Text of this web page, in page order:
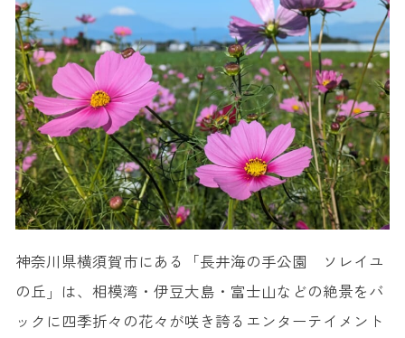
神奈川県横須賀市にある「長井海の手公園 ソレイユ
の丘」は、相模湾・伊豆大島・富士山などの絶景をバ
ックに四季折々の花々が咲き誇るエンターテイメント